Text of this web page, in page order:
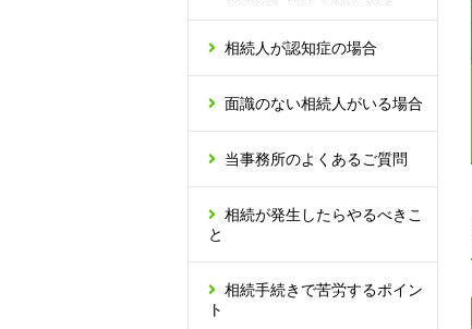
相続人が認知症の場合
面識のない相続人がいる場合
当事務所のよくあるご質問
相続が発生したらやるべきこ
と
相続手続きで苦労するポイン
ト